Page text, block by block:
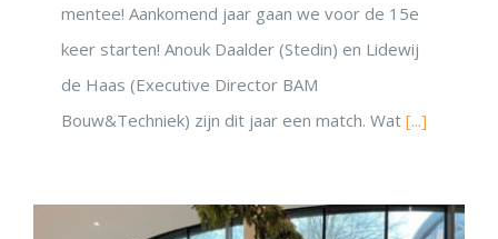
mentee! Aankomend jaar gaan we voor de 15e
keer starten! Anouk Daalder (Stedin) en Lidewij
de Haas (Executive Director BAM
Bouw&Techniek) zijn dit jaar een match. Wat [...]